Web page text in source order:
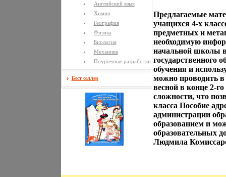
Английский язык
Химия
География
Физика
Биология
Механика
Поурочные разработки
Бест селлер
Предлагаемые
учащихся 4-х
предметных и
необходимую
начальной школы в
государственного
обучения и
можно проводить в
весной в конце 2-
сложности, что
класса Пособие
администрации
образованием и
образовательных
Людмила